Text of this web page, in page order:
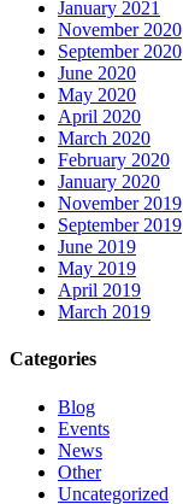
January 2021
November 2020
September 2020
June 2020
May 2020
April 2020
March 2020
February 2020
January 2020
November 2019
September 2019
June 2019
May 2019
April 2019
March 2019
Categories
Blog
Events
News
Other
Uncategorized